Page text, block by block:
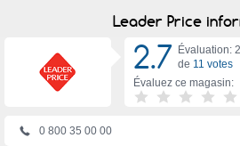
Leader Price
2.7 Évaluation:
de 11 votes
Évaluez ce magasin:
0 800 35 00 00